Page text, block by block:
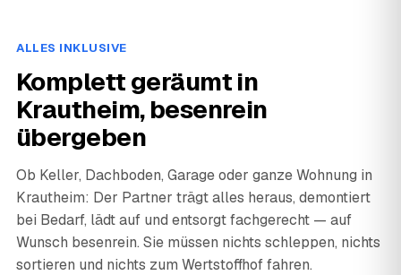
ALLES INKLUSIVE
Komplett geräumt in
Krautheim, besenrein
übergeben
Ob Keller, Dachboden, Garage oder ganze Wohnung in
Krautheim: Der Partner trägt alles heraus, demontiert
bei Bedarf, lädt auf und entsorgt fachgerecht — auf
Wunsch besenrein. Sie müssen nichts schleppen, nichts
sortieren und nichts zum Wertstoffhof fahren.